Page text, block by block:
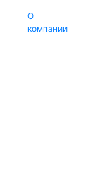
О
компании